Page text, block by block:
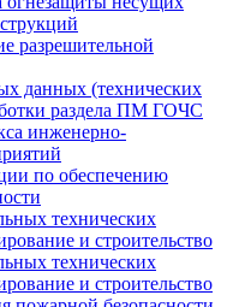
разрешительной
данных (технических
раздела ПМ ГОЧС
инженерно-
по обеспечению
технических
и строительство
технических
и строительство